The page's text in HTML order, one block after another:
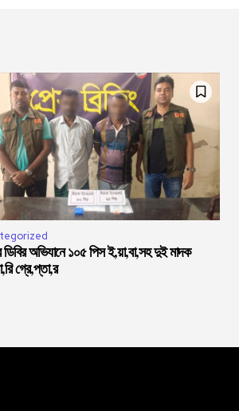
অভিযানে ১০৫ পিস ই,য়া,বা,সহ দুই মাদক
গ্রে,প্তা,র